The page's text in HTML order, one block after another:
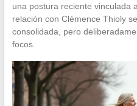
una postura reciente vinculada
relación con Clémence Thioly
consolidada, pero
focos.